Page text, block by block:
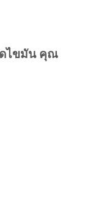
ดไขมัน คุณ